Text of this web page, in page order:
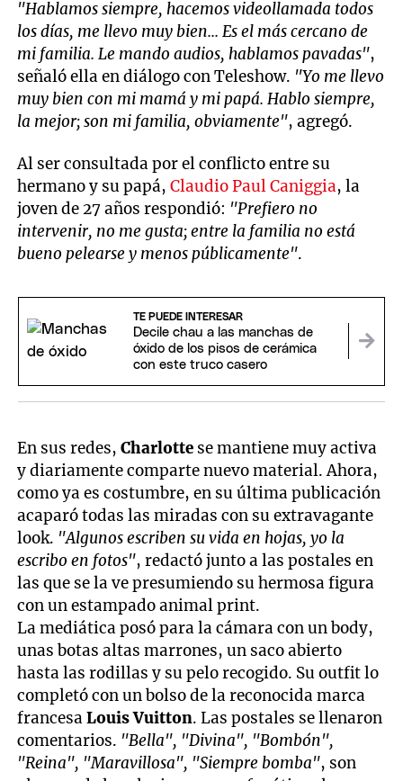
"Hablamos siempre, hacemos videollamada todos
los días, me llevo muy bien... Es el más cercano de
mi familia. Le mando audios, hablamos pavadas",
señaló ella en diálogo con Teleshow. "Yo me llevo
muy bien con mi mamá y mi papá. Hablo siempre,
la mejor; son mi familia, obviamente", agregó.
Al ser consultada por el conflicto entre su
hermano y su papá,Claudio Paul Caniggia, la
joven de 27 años respondió: "Prefiero no
intervenir, no me gusta; entre la familia no está
bueno pelearse y menos públicamente".
TE PUEDE INTERESAR
Decile chau a las manchas de
óxido de los pisos de cerámica
con este truco casero
En sus redes, Charlotte se mantiene muy activa
y diariamente comparte nuevo material. Ahora,
como ya es costumbre, en su última publicación
acaparó todas las miradas con su extravagante
look. "Algunos escriben su vida en hojas, yo la
escribo en fotos", redactó junto a las postales en
las que se la ve presumiendo su hermosa figura
con un estampado animal print.
La mediática posó para la cámara con un body,
unas botas altas marrones, un saco abierto
hasta las rodillas y su pelo recogido. Su outfit lo
completó con un bolso de la reconocida marca
francesaLouis Vuitton. Las postales se llenaron
comentarios. "Bella", "Divina", "Bombón",
"Reina", "Maravillosa", "Siempre bomba", son